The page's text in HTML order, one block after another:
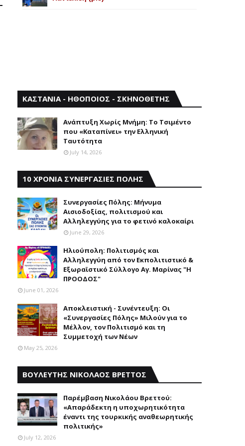
ΚΑΣΤΑΝΙΑ - ΗΘΟΠΟΙΟΣ - ΣΚΗΝΟΘΕΤΗΣ
Aνάπτυξη Xωρίς Mνήμη: Το Τσιμέντο
που «Καταπίνει» την Ελληνική
Ταυτότητα
July 14, 2026
10 ΧΡΟΝΙΑ ΣΥΝΕΡΓΑΣΙΕΣ ΠΟΛΗΣ
Συνεργασίες Πόλης: Mήνυμα
Aισιοδοξίας, πολιτισμού και
Aλληλεγγύης για το φετινό καλοκαίρι
June 29, 2026
Ηλιούπολη: Πολιτισμός και
Aλληλεγγύη από τον Εκπολιτιστικό &
Εξωραϊστικό Σύλλογο Αγ. Μαρίνας "Η
ΠΡΟΟΔΟΣ"
June 01, 2026
Αποκλειστική - Συνέντευξη: Οι
«Συνεργασίες Πόλης» Μιλούν για το
Μέλλον, τον Πολιτισμό και τη
Συμμετοχή των Νέων
May 25, 2026
ΒΟΥΛΕΥΤΗΣ ΝΙΚΟΛΑΟΣ ΒΡΕΤΤΟΣ
Παρέμβαση Nικολάου Bρεττού:
«Aπαράδεκτη η υποχωρητικότητα
έναντι της τουρκικής αναθεωρητικής
πολιτικής»
July 12, 2026